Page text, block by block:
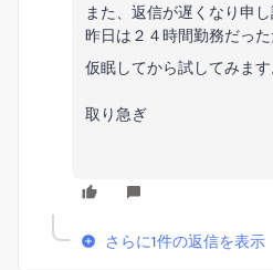
また、返信が遅くなり申
昨日は２４時間勤務だっ
仮眠してから試してみます
取り急ぎ
さらに1件の返信を表示